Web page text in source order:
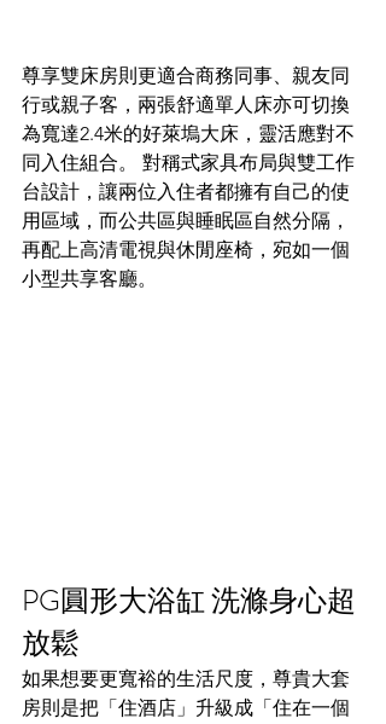
尊享雙床房則更適合商務同事、親友同
行或親子客，兩張舒適單人床亦可切換
為寬達2.4米的好萊塢大床，靈活應對不
同入住組合。 對稱式家具布局與雙工作
台設計，讓兩位入住者都擁有自己的使
用區域，而公共區與睡眠區自然分隔，
再配上高清電視與休閒座椅，宛如一個
小型共享客廳。
PG圓形大浴缸 洗滌身心超
放鬆
如果想要更寬裕的生活尺度，尊貴大套
房則是把「住酒店」升級成「住在一個